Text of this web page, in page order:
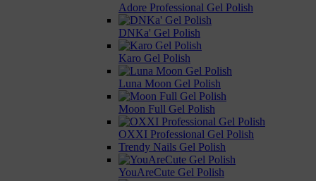
Adore Professional Gel Polish
DNKa' Gel Polish
Karo Gel Polish
Luna Moon Gel Polish
Moon Full Gel Polish
OXXI Professional Gel Polish
Trendy Nails Gel Polish
YouAreCute Gel Polish